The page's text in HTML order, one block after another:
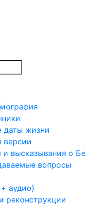
даты жизни
версии
и высказывания о
вопросы
аудио)
реконструкции